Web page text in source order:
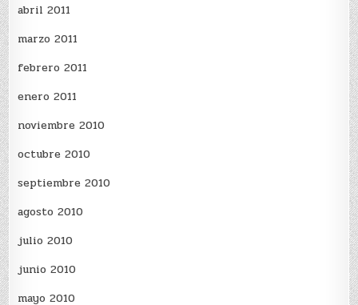
abril 2011
marzo 2011
febrero 2011
enero 2011
noviembre 2010
octubre 2010
septiembre 2010
agosto 2010
julio 2010
junio 2010
mayo 2010